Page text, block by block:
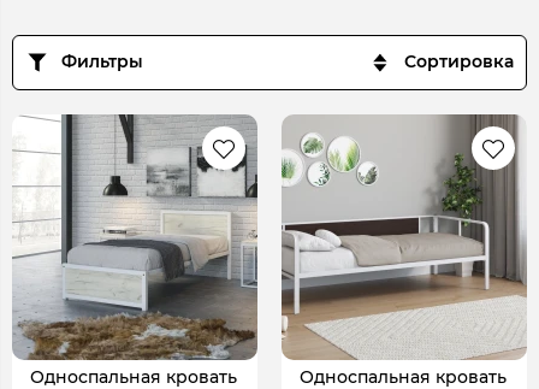
Фильтры Сортировка
Односпальная кровать
Односпальная кровать